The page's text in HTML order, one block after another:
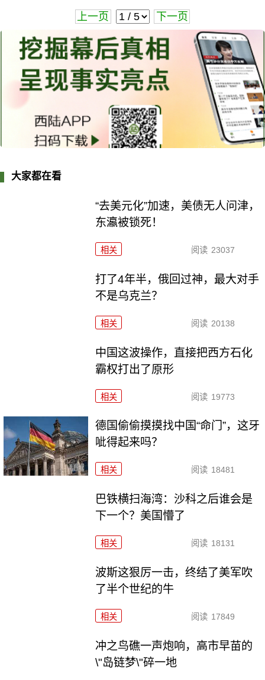
上一页 下一页
大家都在看
“去美元化”加速，美债无人问津，
东瀛被锁死！
相关 阅读 23037
打了4年半，俄回过神，最大对手
不是乌克兰？
相关 阅读 20138
中国这波操作，直接把西方石化
霸权打出了原形
相关 阅读 19773
德国偷偷摸摸找中国“命门”，这牙
呲得起来吗？
相关 阅读 18481
巴铁横扫海湾：沙科之后谁会是
下一个？美国懵了
相关 阅读 18131
波斯这狠厉一击，终结了美军吹
了半个世纪的牛
相关 阅读 17849
冲之鸟礁一声炮响，高市早苗的
\"岛链梦\"碎一地